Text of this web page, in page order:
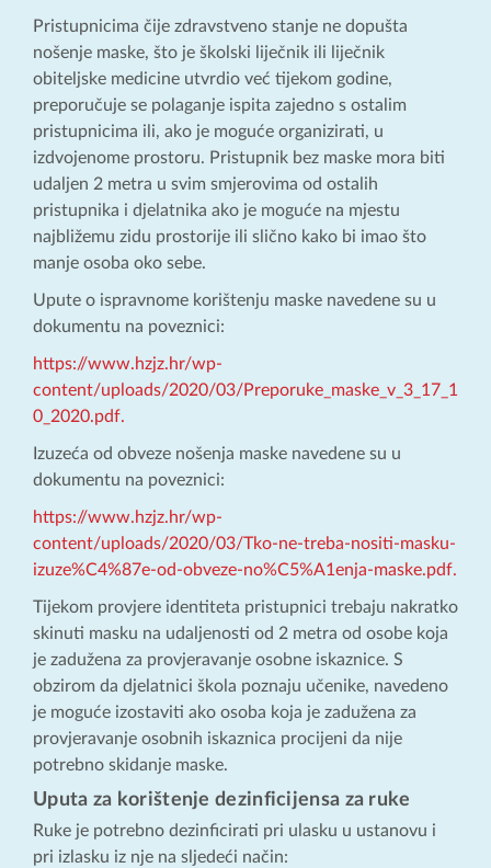
Pristupnicima čije zdravstveno stanje ne dopušta
nošenje maske, što je školski liječnik ili liječnik
obiteljske medicine utvrdio već tijekom godine,
preporučuje se polaganje ispita zajedno s ostalim
pristupnicima ili, ako je moguće organizirati, u
izdvojenome prostoru. Pristupnik bez maske mora biti
udaljen 2 metra u svim smjerovima od ostalih
pristupnika i djelatnika ako je moguće na mjestu
najbližemu zidu prostorije ili slično kako bi imao što
manje osoba oko sebe.
Upute o ispravnome korištenju maske navedene su u
dokumentu na poveznici:
https://www.hzjz.hr/wp-
content/uploads/2020/03/Preporuke_maske_v_3_17_1
0_2020.pdf.
Izuzeća od obveze nošenja maske navedene su u
dokumentu na poveznici:
https://www.hzjz.hr/wp-
content/uploads/2020/03/Tko-ne-treba-nositi-masku-
izuze%C4%87e-od-obveze-no%C5%A1enja-maske.pdf.
Tijekom provjere identiteta pristupnici trebaju nakratko
skinuti masku na udaljenosti od 2 metra od osobe koja
je zadužena za provjeravanje osobne iskaznice. S
obzirom da djelatnici škola poznaju učenike, navedeno
je moguće izostaviti ako osoba koja je zadužena za
provjeravanje osobnih iskaznica procijeni da nije
potrebno skidanje maske.
Uputa za korištenje dezinficijensa za ruke
Ruke je potrebno dezinficirati pri ulasku u ustanovu i
pri izlasku iz nje na sljedeći način: